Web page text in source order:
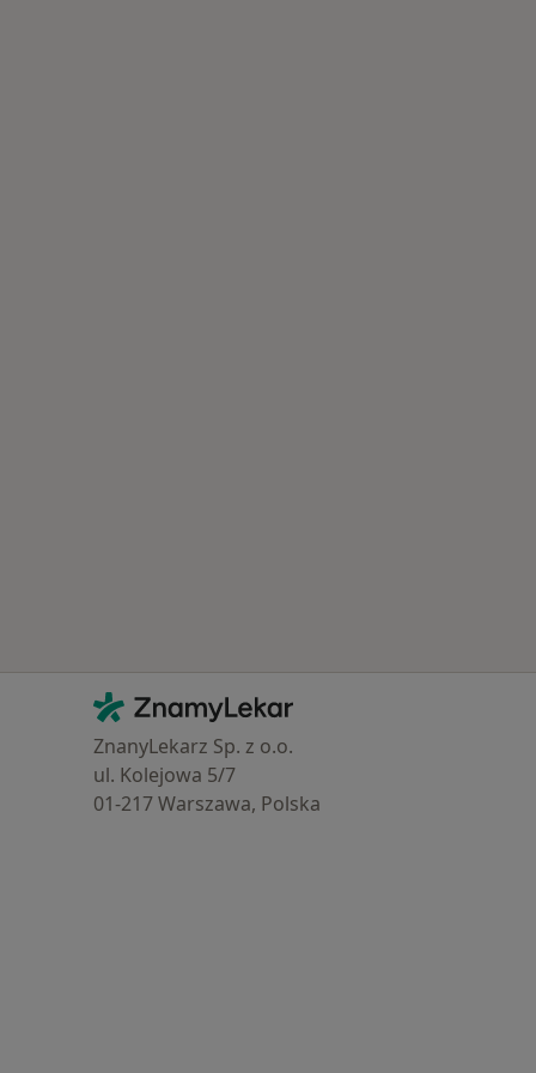
Kontakt
ZnamyLekar - Hlavní stránka
ZnanyLekarz Sp. z o.o.
ul. Kolejowa 5/7
01-217 Warszawa, Polska